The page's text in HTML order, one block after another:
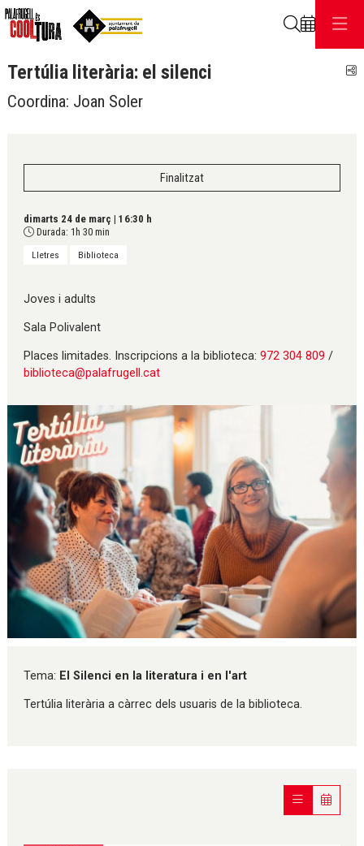
Tertúlia literària: el silenci
Coordina: Joan Soler
Finalitzat
dimarts 24 de març | 16:30 h
Durada: 1h 30 min
Lletres Biblioteca
Joves i adults
Sala Polivalent
Places limitades. Inscripcions a la biblioteca: 972 304 809 /
biblioteca@palafrugell.cat
Tema: El Silenci en la literatura i en l'art
Tertúlia literària a càrrec dels usuaris de la biblioteca.